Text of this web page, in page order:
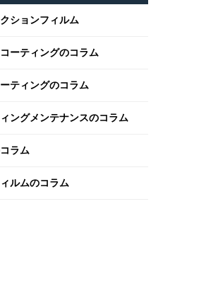
ションフィルム
ーティングのコラム
ティングのコラム
ングメンテナンスのコラム
ラム
ルムのコラム